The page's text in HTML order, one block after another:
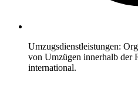
Umzugsdienstleistungen:
von Umzügen innerhalb der
international.